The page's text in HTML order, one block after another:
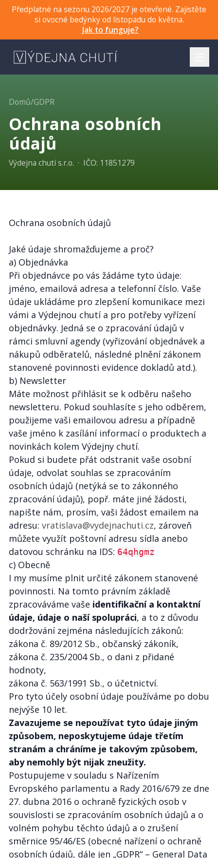
Předplatné na sezonu 2026/2027 je otevřené. Zajistěte
si ovocné bedýnky od listopadu do května.
Jak to funguje?
Domů/GDPR
Ochrana osobních
údajů
Výdejna chutí s.r.o. · IČO: 11851279
Ochrana osobních údajů
Jaké údaje shromažďujeme a proč?
a) Objednávka
Při objednávce po vás žádáme tyto údaje:
jméno, emailová adresa a telefonní číslo. Vaše
údaje ukládáme pro zlepšení komunikace mezi
vámi a Výdejnou chutí a pro potřeby vyřízení
objednávky. Jedná se o zpracování údajů v
rámci smluvní agendy (vyřizování objednávek a
nákupů odběratelů, následné plnění zákonem
stanovené povinnosti evidence dokladů atd.).
b) Newsletter
Máte možnost přihlásit se k odběru našeho
newsletteru. Pokud souhlasíte s jeho odběrem,
použijeme vaši emailovou adresu a případně
vaše jméno k zasílání informací o produktech a
novinkách kolem Výdejny chutí.
Pokud si budete přát odstranit vaše osobní
údaje, odvolat souhlas se zpracováním
osobních údajů (netýká se to zákonného
zpracování údajů), popř. máte jiné žádosti,
napište nám, prosím, vaši žádost emailem na
adresu: vratislava@vydejnachuti.cz, zároveň
můžete využít poštovní adresu sídla anebo
datovou schránku na IDS: 64qhgmz
c) Obecně
I my musíme plnit určité zákonem stanovené
povinnosti. Na tomto právním základě
zpracováváme vaše identifikační a kontaktní
údaje, údaje o naší spolupráci, a to z důvodu
dodržování zejména následujících zákonů:
zákona č. 89/2012 Sb., občanský zákoník,
zákona č. 235/2004 Sb., o dani z přidané
hodnoty,
zákona č. 563/1991 Sb., o účetnictví.
Pro tyto účely osobní údaje používáme po dobu
nejvýše 10 let.
Zavazujeme se nepoužívat tyto údaje jiným
způsobem, neposkytujeme údaje třetím
stranám a chráníme je takovým způsobem,
aby nemohly být nijak zneužity.
Postupujeme v souladu s Nařízením
Evropského parlamentu a Rady 2016/679 ze dne
27. dubna 2016 o ochraně fyzických osob v
souvislosti se zpracováním osobních údajů a o
volném pohybu těchto údajů a o zrušení
směrnice 95/46/ES (obecné nařízení o ochraně
osobních údajů, dále jen „GDPR“ – General Data